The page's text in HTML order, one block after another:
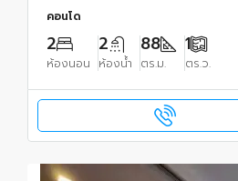
คอนโด
2
ห้องนอน
2
ห้องน้ำ
88
ตร.ม.
1
ตร.ว.